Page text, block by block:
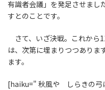
有識者会議」を発足させまし
すとのことです。
さて、いざ決戦。これから
は、次第に埋まりつつありま
ます。
[haiku=" 秋風や しらき